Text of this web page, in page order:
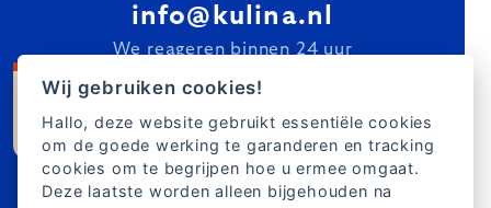
info@kulina.nl
We reageren binnen 24 uur
Wij gebruiken cookies!
Hallo, deze website gebruikt essentiële cookies
om de goede werking te garanderen en tracking
cookies om te begrijpen hoe u ermee omgaat.
Deze laatste worden alleen bijgehouden na